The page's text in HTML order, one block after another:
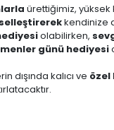
ürettiğimiz, yüksek
kendinize
olabilirken,
günü hediyesi
dışında kalıcı ve özel